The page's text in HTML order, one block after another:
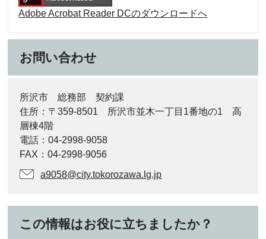
Adobe Acrobat Reader DCのダウンロードへ
お問い合わせ
所沢市 総務部 契約課
住所：〒359-8501 所沢市並木一丁目1番地の1 高
層棟4階
電話：04-2998-9058
FAX：04-2998-9056
a9058@city.tokorozawa.lg.jp
この情報はお役に立ちましたか？